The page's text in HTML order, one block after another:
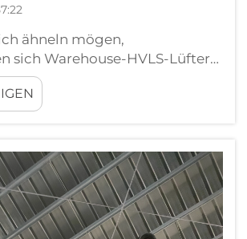
ähneln mögen,
sich Warehouse-HVLS-Lüfter
Deckenventilatoren stark
Lesen Sie weiter, um zu
Warehouse-HVLS-Lüfter
sind. Die größeren...